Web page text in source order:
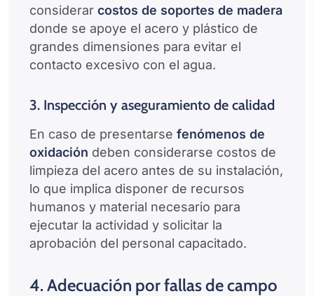
considerar costos de soportes de madera
donde se apoye el acero y plástico de
grandes dimensiones para evitar el
contacto excesivo con el agua.
3. Inspección y aseguramiento de calidad
En caso de presentarse fenómenos de
oxidación deben considerarse costos de
limpieza del acero antes de su instalación,
lo que implica disponer de recursos
humanos y material necesario para
ejecutar la actividad y solicitar la
aprobación del personal capacitado.
4. Adecuación por fallas de campo